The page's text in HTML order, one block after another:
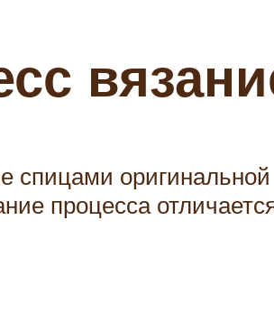
спицами
процесса